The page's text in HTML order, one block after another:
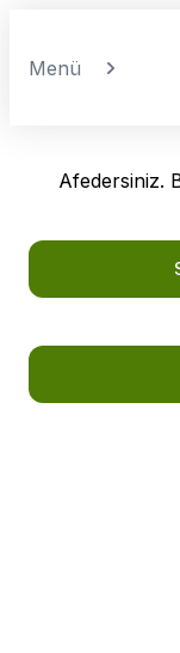
Menü
Afedersiniz.